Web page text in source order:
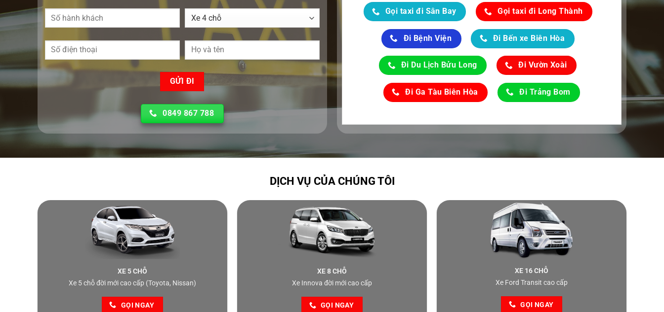
0849 867 788
Gọi taxi đi Sân Bay Gọi taxi đi Long Thành
Đi Bệnh Viện Đi Bến xe Biên Hòa
Đi Du Lịch Bửu Long Đi Vườn Xoài
Đi Ga Tàu Biên Hòa Đi Trảng Bom
DỊCH VỤ CỦA CHÚNG TÔI
XE 5 CHỖ
Xe 5 chỗ đời mới cao cấp (Toyota, Nissan)
GỌI NGAY
XE 8 CHỖ
Xe Innova đời mới cao cấp
GỌI NGAY
XE 16 CHỖ
Xe Ford Transit cao cấp
GỌI NGAY